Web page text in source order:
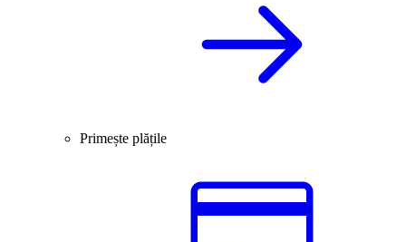
Primește plățile